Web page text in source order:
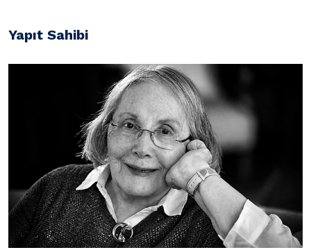
Yapıt Sahibi